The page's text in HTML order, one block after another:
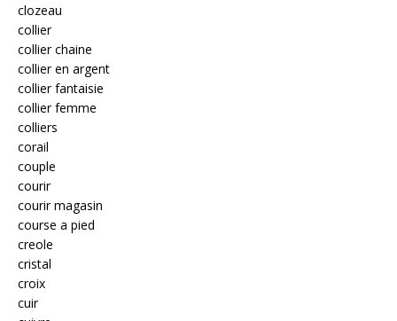
clozeau
collier
collier chaine
collier en argent
collier fantaisie
collier femme
colliers
corail
couple
courir
courir magasin
course a pied
creole
cristal
croix
cuir